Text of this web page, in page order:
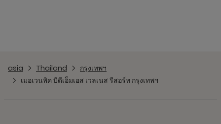
asia Thailand
กรุงเทพฯ
เมอเวนพิค บีดีเอ็มเอส เวลเนส รีสอร์ท กรุงเทพฯ